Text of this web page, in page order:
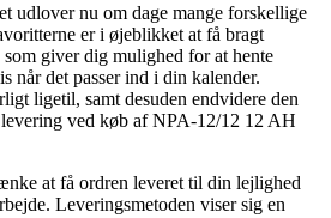
udlover nu om dage mange forskellige
er i øjeblikket at få bragt
giver dig mulighed for at hente
når det passer ind i din kalender.
ligetil, samt desuden endvidere den
ved køb af NPA-12/12 12 AH
at få ordren leveret til din lejlighed
Leveringsmetoden viser sig en